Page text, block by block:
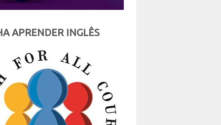
APRENDER INGLÊS